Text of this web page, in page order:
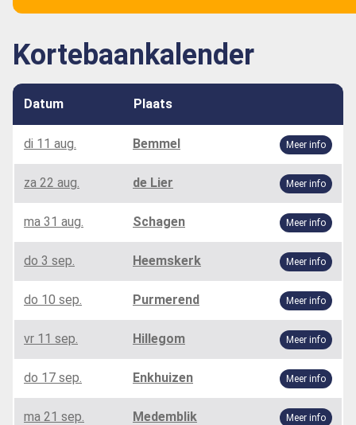
Kortebaankalender
Datum Plaats
di 11 aug. Bemmel Meer info
za 22 aug. de Lier Meer info
ma 31 aug. Schagen Meer info
do 3 sep. Heemskerk Meer info
do 10 sep. Purmerend Meer info
vr 11 sep. Hillegom Meer info
do 17 sep. Enkhuizen Meer info
ma 21 sep. Medemblik Meer info